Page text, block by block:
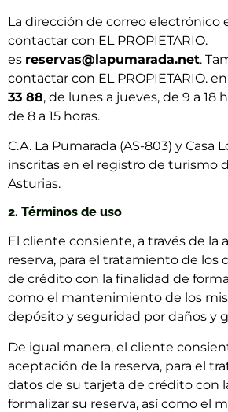
La dirección de correo electrónico
contactar con EL PROPIETARIO.
es reservas@lapumarada.net.
contactar con EL PROPIETARIO.
33 88, de lunes a jueves, de 9 a 18
de 8 a 15 horas.
C.A. La Pumarada (AS-803) y Casa
inscritas en el registro de turismo
Asturias.
2. Términos de uso
El cliente consiente, a través de la
reserva, para el tratamiento de los
de crédito con la finalidad de
como el mantenimiento de los
depósito y seguridad por daños y
De igual manera, el cliente
aceptación de la reserva, para el
datos de su tarjeta de crédito con
formalizar su reserva, así como el